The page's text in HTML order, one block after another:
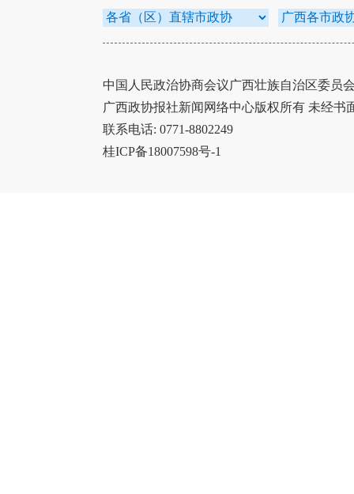
中国人民政治协商会议广西壮族自治区委员
广西政协报社新闻网络中心版权所有 未经书
联系电话: 0771-8802249
桂ICP备18007598号-1